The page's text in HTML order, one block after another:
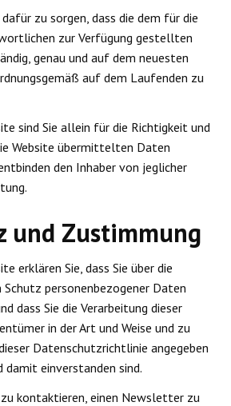
zu sorgen, dass die dem für die
zur Verfügung gestellten
genau und auf dem neuesten
auf dem Laufenden zu
sind Sie allein für die Richtigkeit und
Website übermittelten Daten
den Inhaber von jeglicher
und Zustimmung
erklären Sie, dass Sie über die
Schutz personenbezogener Daten
dass Sie die Verarbeitung dieser
in der Art und Weise und zu
Datenschutzrichtlinie angegeben
damit einverstanden sind.
kontaktieren, einen Newsletter zu